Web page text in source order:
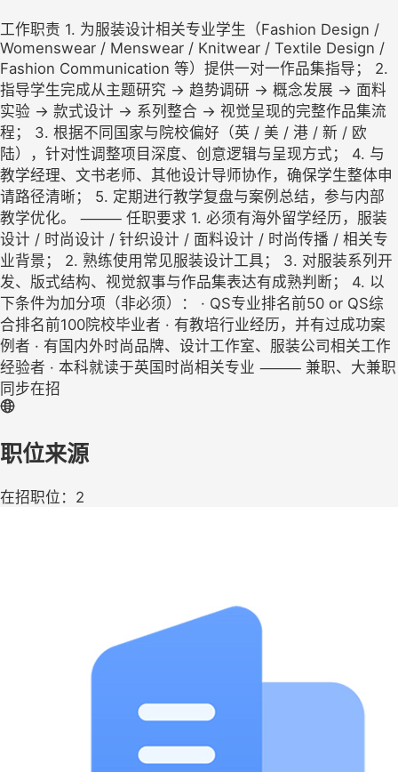
工作职责 1. 为服装设计相关专业学生（Fashion Design /
Womenswear / Menswear / Knitwear / Textile Design /
Fashion Communication 等）提供一对一作品集指导； 2.
指导学生完成从主题研究 → 趋势调研 → 概念发展 → 面料
实验 → 款式设计 → 系列整合 → 视觉呈现的完整作品集流
程； 3. 根据不同国家与院校偏好（英 / 美 / 港 / 新 / 欧
陆），针对性调整项目深度、创意逻辑与呈现方式； 4. 与
教学经理、文书老师、其他设计导师协作，确保学生整体申
请路径清晰； 5. 定期进行教学复盘与案例总结，参与内部
教学优化。 ⸻ 任职要求 1. 必须有海外留学经历，服装
设计 / 时尚设计 / 针织设计 / 面料设计 / 时尚传播 / 相关专
业背景； 2. 熟练使用常见服装设计工具； 3. 对服装系列开
发、版式结构、视觉叙事与作品集表达有成熟判断； 4. 以
下条件为加分项（非必须）： · QS专业排名前50 or QS综
合排名前100院校毕业者 · 有教培行业经历，并有过成功案
例者 · 有国内外时尚品牌、设计工作室、服装公司相关工作
经验者 · 本科就读于英国时尚相关专业 ⸻ 兼职、大兼职
同步在招
职位来源
在招职位：2